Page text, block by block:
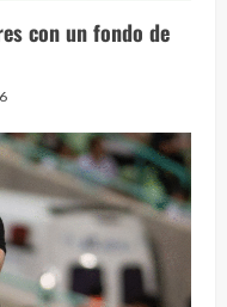
con un fondo de